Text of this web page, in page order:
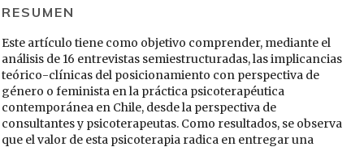
RESUMEN
Este artículo tiene como objetivo comprender, mediante el
análisis de 16 entrevistas semiestructuradas, las implicancias
teórico-clínicas del posicionamiento con perspectiva de
género o feminista en la práctica psicoterapéutica
contemporánea en Chile, desde la perspectiva de
consultantes y psicoterapeutas. Como resultados, se observa
que el valor de esta psicoterapia radica en entregar una